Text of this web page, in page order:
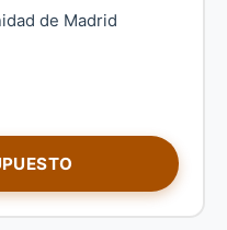
de Madrid